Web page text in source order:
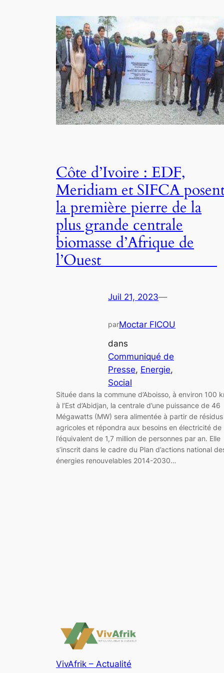
Côte d’Ivoire : EDF,
Meridiam et SIFCA
la première pierre de la
plus grande centrale
biomasse d’Afrique de
l’Ouest
Juil 21, 2023—
parMoctar FICOU
dans
Communiqué de
Presse, Energie
Social
Située dans la commune d’Aboisso, à environ 100
à l’Est d’Abidjan, la centrale d’une puissance de 46
Mégawatts (MW) sera alimentée à partir de résidus
agricoles et répondra aux besoins en électricité de
l’équivalent de 1,7 million de personnes par an. Elle
s’inscrit dans le cadre du Plan d’actions national
énergies renouvelables 2014-2030…
VivAfrik – Actualité